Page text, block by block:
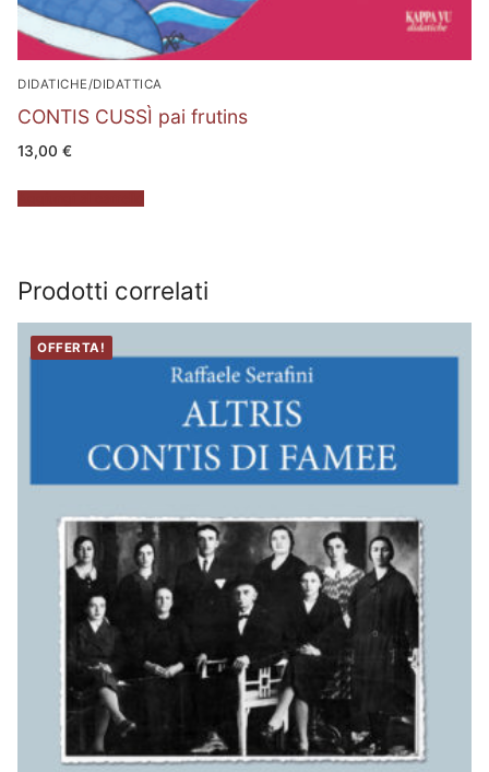
DIDATICHE/DIDATTICA
CONTIS CUSSÌ pai frutins
13,00 €
Prodotti correlati
OFFERTA!